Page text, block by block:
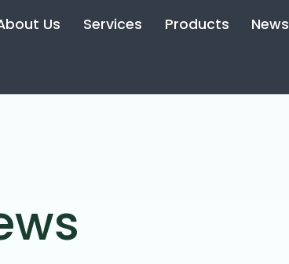
Us Services Products News